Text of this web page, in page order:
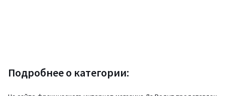
Подробнее о категории: